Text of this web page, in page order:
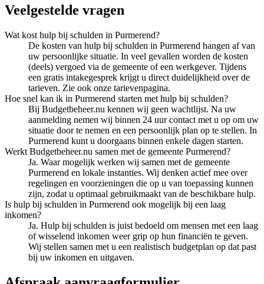
Veelgestelde vragen
Wat kost hulp bij schulden in Purmerend?
De kosten van hulp bij schulden in Purmerend hangen af van
uw persoonlijke situatie. In veel gevallen worden de kosten
(deels) vergoed via de gemeente of een werkgever. Tijdens
een gratis intakegesprek krijgt u direct duidelijkheid over de
tarieven. Zie ook onze tarievenpagina.
Hoe snel kan ik in Purmerend starten met hulp bij schulden?
Bij Budgetbeheer.nu kennen wij geen wachtlijst. Na uw
aanmelding nemen wij binnen 24 uur contact met u op om uw
situatie door te nemen en een persoonlijk plan op te stellen. In
Purmerend kunt u doorgaans binnen enkele dagen starten.
Werkt Budgetbeheer.nu samen met de gemeente Purmerend?
Ja. Waar mogelijk werken wij samen met de gemeente
Purmerend en lokale instanties. Wij denken actief mee over
regelingen en voorzieningen die op u van toepassing kunnen
zijn, zodat u optimaal gebruikmaakt van de beschikbare hulp.
Is hulp bij schulden in Purmerend ook mogelijk bij een laag
inkomen?
Ja. Hulp bij schulden is juist bedoeld om mensen met een laag
of wisselend inkomen weer grip op hun financiën te geven.
Wij stellen samen met u een realistisch budgetplan op dat past
bij uw inkomen en uitgaven.